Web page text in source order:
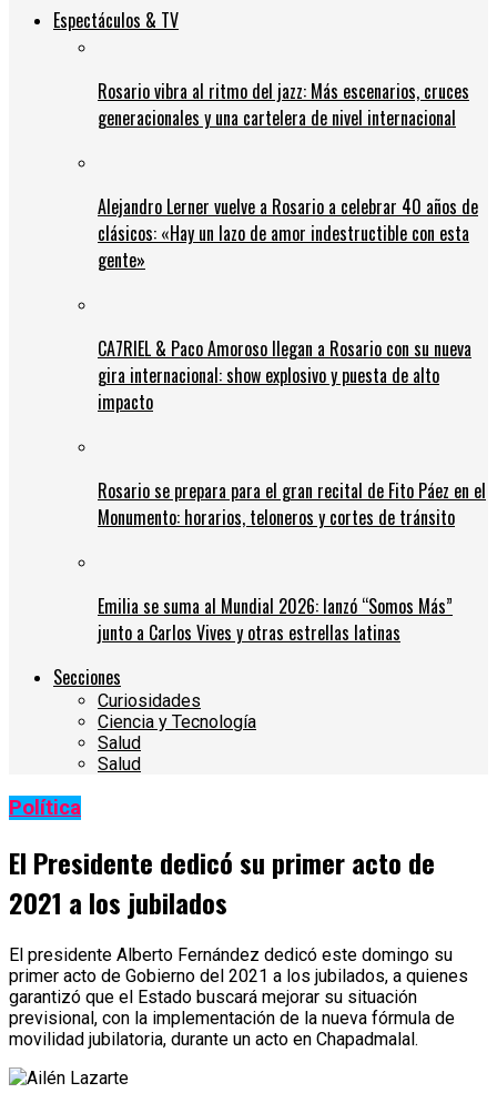
Espectáculos & TV
Rosario vibra al ritmo del jazz: Más escenarios, cruces
generacionales y una cartelera de nivel internacional
Alejandro Lerner vuelve a Rosario a celebrar 40 años de
clásicos: «Hay un lazo de amor indestructible con esta
gente»
CA7RIEL & Paco Amoroso llegan a Rosario con su nueva
gira internacional: show explosivo y puesta de alto
impacto
Rosario se prepara para el gran recital de Fito Páez en el
Monumento: horarios, teloneros y cortes de tránsito
Emilia se suma al Mundial 2026: lanzó “Somos Más”
junto a Carlos Vives y otras estrellas latinas
Secciones
Curiosidades
Ciencia y Tecnología
Salud
Salud
Política
El Presidente dedicó su primer acto de
2021 a los jubilados
El presidente Alberto Fernández dedicó este domingo su
primer acto de Gobierno del 2021 a los jubilados, a quienes
garantizó que el Estado buscará mejorar su situación
previsional, con la implementación de la nueva fórmula de
movilidad jubilatoria, durante un acto en Chapadmalal.